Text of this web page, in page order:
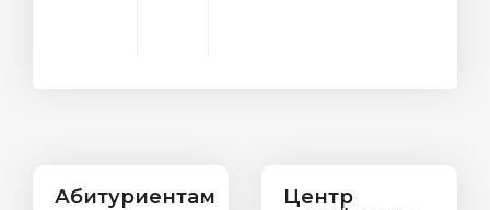
Абитуриентам
Центр